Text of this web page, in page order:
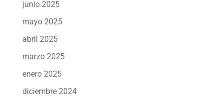
junio 2025
mayo 2025
abril 2025
marzo 2025
enero 2025
diciembre 2024